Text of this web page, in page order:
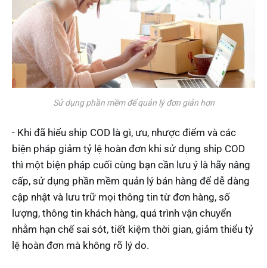
Sử dụng phần mềm để quản lý đơn giản hơn
- Khi đã hiểu ship COD là gì, ưu, nhược điểm và các
biện pháp giảm tỷ lệ hoàn đơn khi sử dụng ship COD
thì một biện pháp cuối cùng bạn cần lưu ý là hãy nâng
cấp, sử dụng phần mềm quản lý bán hàng để dễ dàng
cập nhật và lưu trữ mọi thông tin từ đơn hàng, số
lượng, thông tin khách hàng, quá trình vận chuyển
nhằm hạn chế sai sót, tiết kiệm thời gian, giảm thiểu tỷ
lệ hoàn đơn mà không rõ lý do.